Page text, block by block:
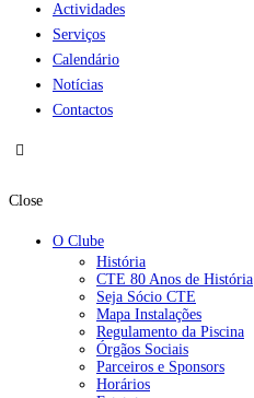
Actividades
Serviços
Calendário
Notícias
Contactos
Close
O Clube
História
CTE 80 Anos de História
Seja Sócio CTE
Mapa Instalações
Regulamento da Piscina
Órgãos Sociais
Parceiros e Sponsors
Horários